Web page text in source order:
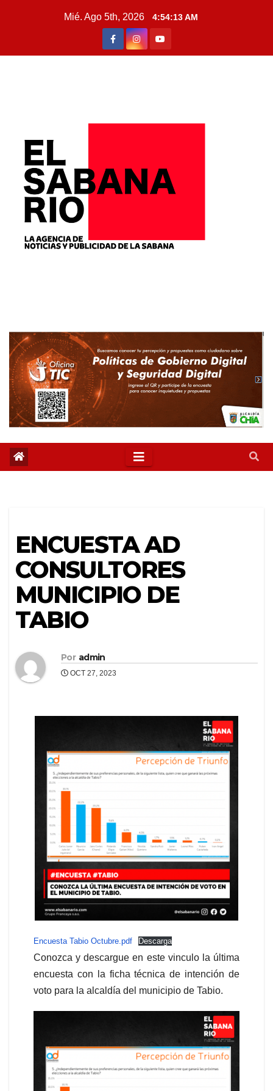
Mié. Ago 5th, 2026 4:54:15 AM
ENCUESTA AD
CONSULTORES
MUNICIPIO DE
TABIO
Por admin
OCT 27, 2023
Encuesta Tabio Octubre.pdf Descarga
Conozca y descargue en este vinculo la última
encuesta con la ficha técnica de intención de
voto para la alcaldía del municipio de Tabio.